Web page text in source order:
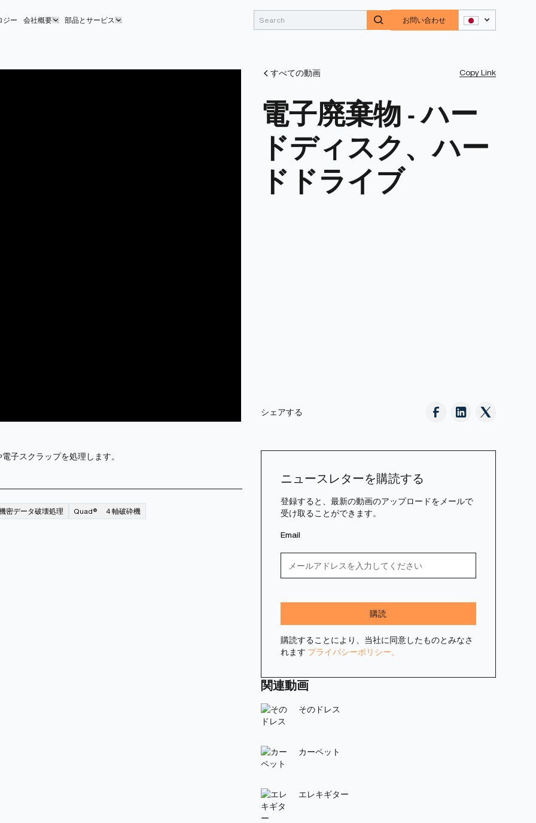
ジー 会社概要 部品とサービス お問い合わせ
すべての動画 Copy Link
電子廃棄物 - ハー
ドディスク、ハー
ドドライブ
シェアする
子スクラップを処理します。
密データ破壊処理 Quad® ４軸破砕機
ニュースレターを購読する
登録すると、最新の動画のアップロードをメールで
受け取ることができます。
Email
購読することにより、当社に同意したものとみなさ
れます プライバシーポリシー。
関連動画
そのドレス
カーペット
エレキギター